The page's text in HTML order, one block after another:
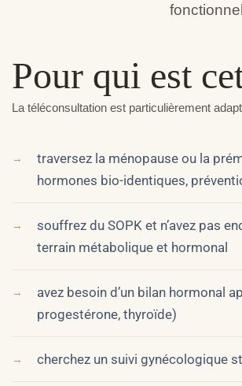
Pour qui est
La téléconsultation est particulièrement
traversez la ménopause ou la
hormones bio-identiques,
souffrez du SOPK et n’avez pas
terrain métabolique et hormonal
avez besoin d’un bilan hormonal
progestérone, thyroïde)
cherchez un suivi gynécologique